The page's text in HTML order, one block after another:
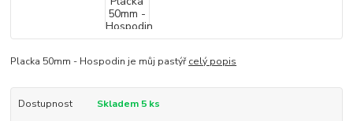
Placka 50mm - Hospodin je můj pastýřcelý popis
Dostupnost Skladem 5 ks